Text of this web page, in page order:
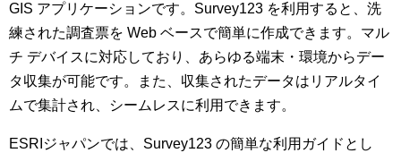
GIS アプリケーションです。Survey123 を利用すると、洗
練された調査票を Web ベースで簡単に作成できます。マル
チ デバイスに対応しており、あらゆる端末・環境からデー
タ収集が可能です。また、収集されたデータはリアルタイ
ムで集計され、シームレスに利用できます。
ESRIジャパンでは、Survey123 の簡単な利用ガイドとし